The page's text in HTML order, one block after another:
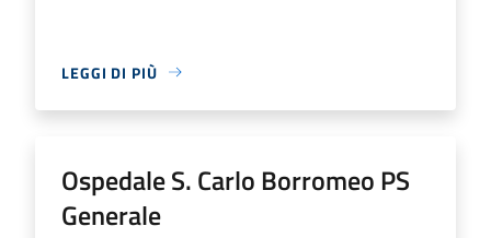
LEGGI DI PIÙ
Ospedale S. Carlo Borromeo PS
Generale